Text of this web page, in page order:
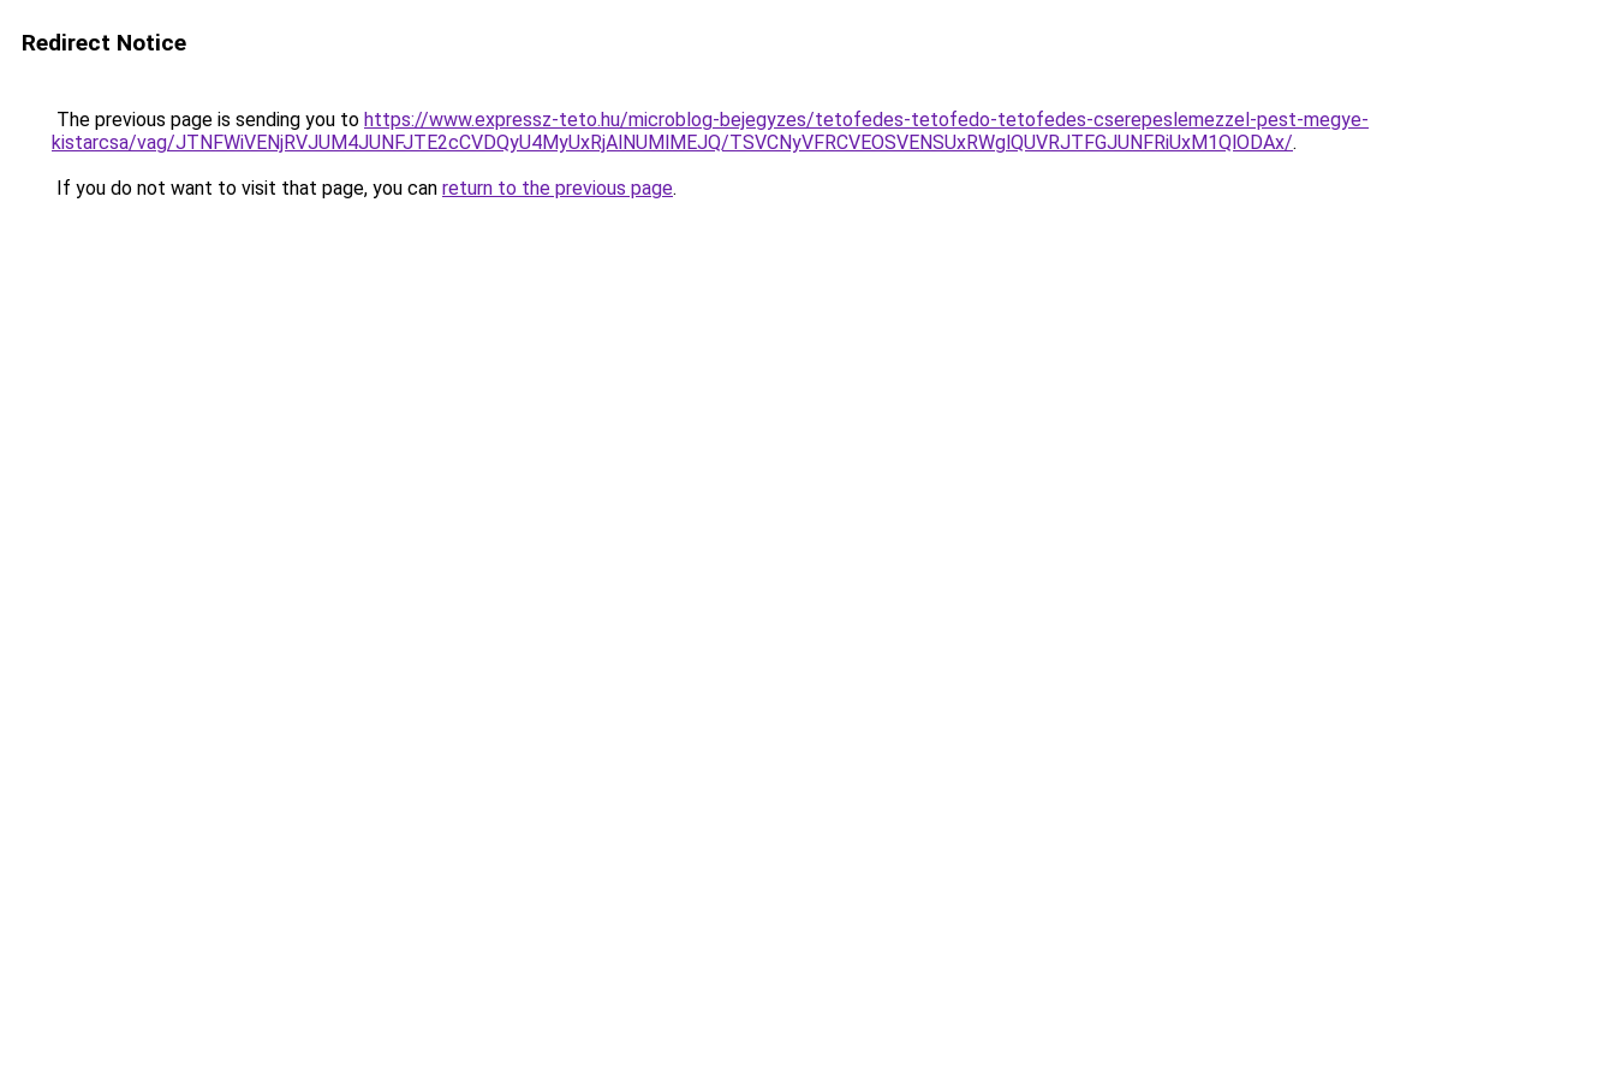
Redirect Notice
The previous page is sending you to https://www.expressz-teto.hu/microblog-bejegyzes/tetofedes-tetofedo-tetofedes-cserepeslemezzel-pest-megye-
kistarcsa/vag/JTNFWiVENjRVJUM4JUNFJTE2cCVDQyU4MyUxRjAlNUMlMEJQ/TSVCNyVFRCVEOSVENSUxRWglQUVRJTFGJUNFRiUxM1QlODAx/.
If you do not want to visit that page, you can return to the previous page.